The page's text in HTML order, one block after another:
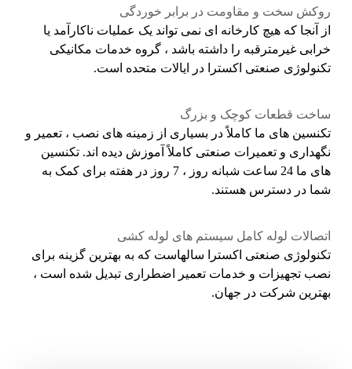
روکش سخت و مقاومت در برابر خوردگی
از آنجا که هیچ کارخانه ای نمی تواند یک عملیات ناکارآمد یا
خرابی غیرمترقبه را داشته باشد ، گروه خدمات مکانیکی
تکنولوژی صنعتی اکسترا در ایالات متحده است.
ساخت قطعات کوچک و بزرگ
تکنسین های ما کاملاً در بسیاری از زمینه های نصب ، تعمیر و
نگهداری و تعمیرات صنعتی کاملاً آموزش دیده اند. تکنسین
های ما 24 ساعت شبانه روز ، 7 روز در هفته برای کمک به
شما در دسترس هستند.
اتصالات لوله کامل سیستم های لوله کشی
تکنولوژی صنعتی اکسترا سالهاست که به بهترین گزینه برای
نصب تجهیزات و خدمات تعمیر اضطراری تبدیل شده است ،
بهترین شرکت در جهان.